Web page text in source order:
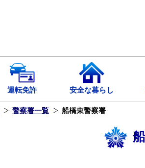
運転免許 安全な暮らし
警察署一覧 船橋東警察署